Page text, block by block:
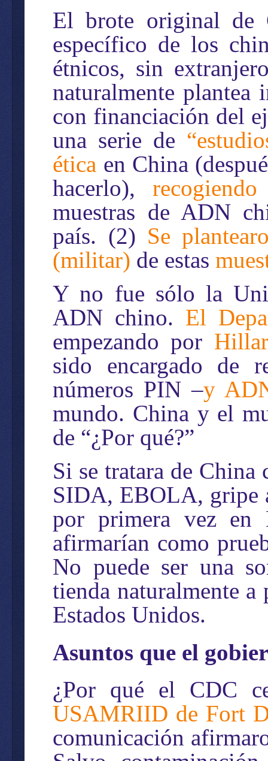
El brote original de
específico de los
étnicos, sin
naturalmente plantea
con financiación del
una serie de
ética en China
hacerlo),
muestras de ADN
país. (2) Se
(militar) de estas
Y no fue sólo la
ADN chino. El
empezando por
sido encargado de
números PIN –y
mundo. China y el
de “¿Por qué?”
Si se tratara de
SIDA, EBOLA, gripe
por primera vez en
afirmarían como
No puede ser una
tienda naturalmente a
Estados Unidos.
Asuntos que el
¿Por qué el CDC
USAMRIID de Fort
comunicación